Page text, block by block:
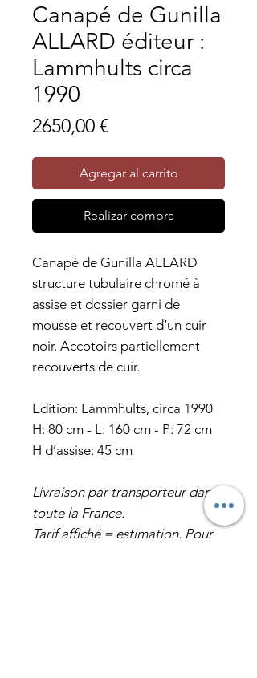
Canapé de Gunilla
ALLARD éditeur :
Lammhults circa
1990
2650,00 €Precio
Agregar al carrito
Realizar compra
Canapé de Gunilla ALLARD
structure tubulaire chromé à
assise et dossier garni de
mousse et recouvert d’un cuir
noir. Accotoirs partiellement
recouverts de cuir.
Edition: Lammhults, circa 1990
H: 80 cm - L: 160 cm - P: 72 cm
H d’assise: 45 cm
Livraison par transporteur dans
toute la France.
Tarif affiché = estimation. Pour